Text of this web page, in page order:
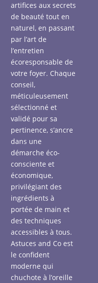
artifices aux secrets
de beauté tout en
naturel, en passant
par l’art de
l’entretien
écoresponsable de
votre foyer. Chaque
conseil,
méticuleusement
sélectionné et
validé pour sa
pertinence, s’ancre
dans une
démarche éco-
consciente et
économique,
privilégiant des
ingrédients à
portée de main et
des techniques
accessibles à tous.
Astuces and Co est
le confident
moderne qui
chuchote à l’oreille